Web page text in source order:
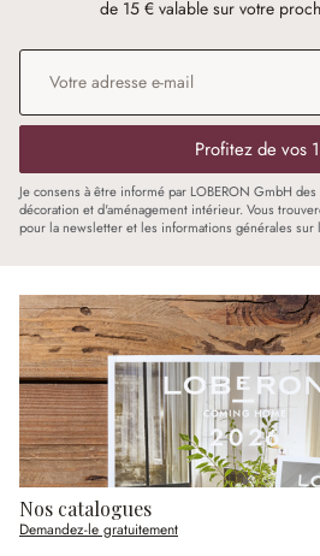
de 15 € valable sur votre
Adresse e-mail*
Profitez de vos
Je consens à être informé par LOBERON GmbH
décoration et d'aménagement intérieur. Vous
pour la newsletter et les informations générales sur
Nos catalogues
Demandez-le gratuitement